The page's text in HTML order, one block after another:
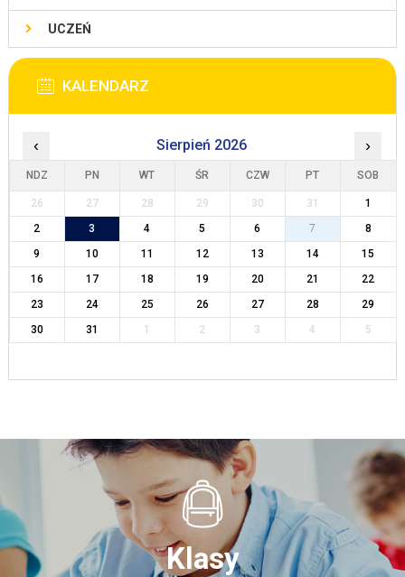
UCZEŃ
KALENDARZ
‹ Sierpień 2026 ›
NDZ PN WT ŚR CZW PT SOB
26 27 28 29 30 31
1
2
3 4 5 6 7
8
9
10 11 12 13 14
15
16
17 18 19 20 21
22
23
24 25 26 27 28
29
30
31 1 2 3 4 5
Klasy